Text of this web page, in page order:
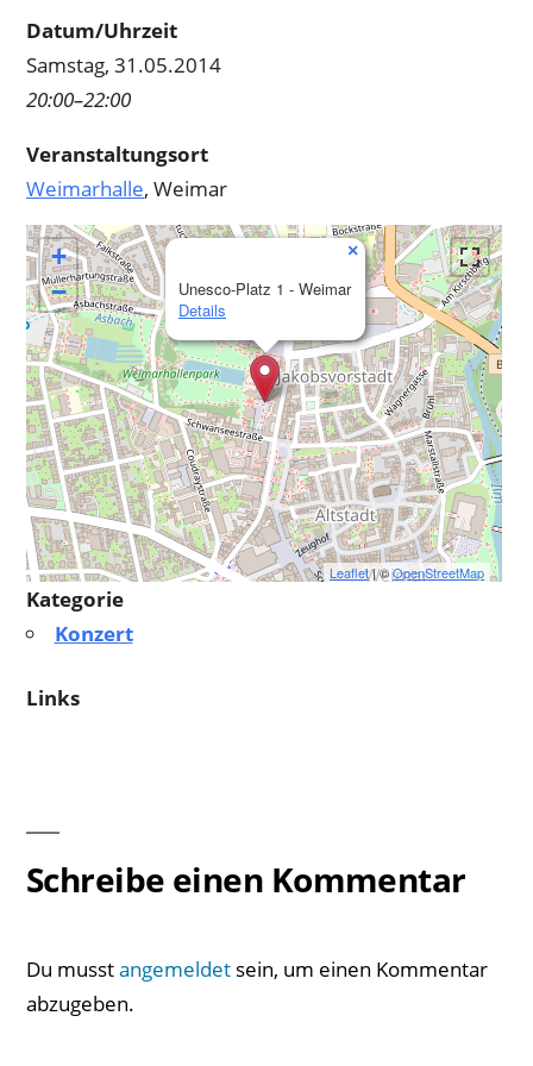
Datum/Uhrzeit
Samstag, 31.05.2014
20:00–22:00
Veranstaltungsort
Weimarhalle, Weimar
Unesco-Platz 1 - Weimar
Details
×
+
−
Leaflet| ©OpenStreetMap
Kategorie
Konzert
Links
Schreibe einen Kommentar
Du musstangemeldet sein, um einen Kommentar
abzugeben.